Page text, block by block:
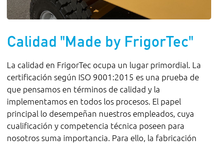
Calidad "Made by FrigorTec"
La calidad en FrigorTec ocupa un lugar primordial. La
certificación según ISO 9001:2015 es una prueba de
que pensamos en términos de calidad y la
implementamos en todos los procesos. El papel
principal lo desempeñan nuestros empleados, cuya
cualificación y competencia técnica poseen para
nosotros suma importancia. Para ello, la fabricación